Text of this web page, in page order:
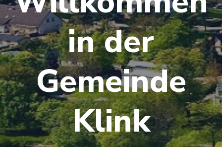
in der
Gemeinde
Klink